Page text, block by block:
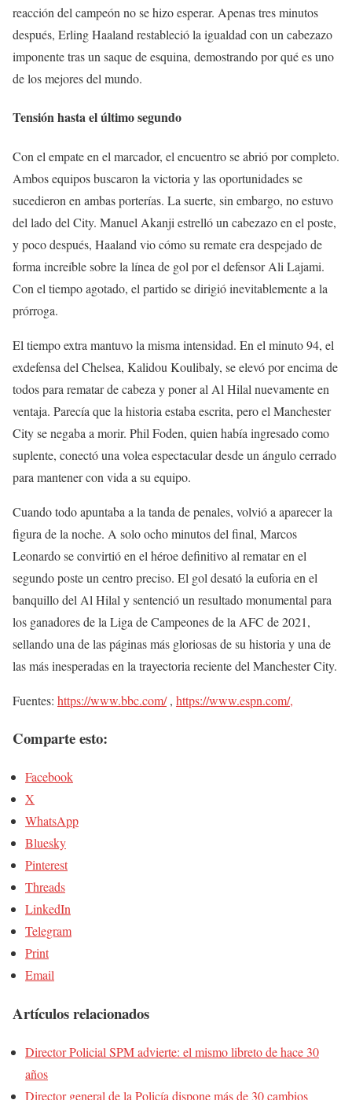
reacción del campeón no se hizo esperar. Apenas tres minutos
después, Erling Haaland restableció la igualdad con un cabezazo
imponente tras un saque de esquina, demostrando por qué es uno
de los mejores del mundo.
Tensión hasta el último segundo
Con el empate en el marcador, el encuentro se abrió por completo.
Ambos equipos buscaron la victoria y las oportunidades se
sucedieron en ambas porterías. La suerte, sin embargo, no estuvo
del lado del City. Manuel Akanji estrelló un cabezazo en el poste,
y poco después, Haaland vio cómo su remate era despejado de
forma increíble sobre la línea de gol por el defensor Ali Lajami.
Con el tiempo agotado, el partido se dirigió inevitablemente a la
prórroga.
El tiempo extra mantuvo la misma intensidad. En el minuto 94, el
exdefensa del Chelsea, Kalidou Koulibaly, se elevó por encima de
todos para rematar de cabeza y poner al Al Hilal nuevamente en
ventaja. Parecía que la historia estaba escrita, pero el Manchester
City se negaba a morir. Phil Foden, quien había ingresado como
suplente, conectó una volea espectacular desde un ángulo cerrado
para mantener con vida a su equipo.
Cuando todo apuntaba a la tanda de penales, volvió a aparecer la
figura de la noche. A solo ocho minutos del final, Marcos
Leonardo se convirtió en el héroe definitivo al rematar en el
segundo poste un centro preciso. El gol desató la euforia en el
banquillo del Al Hilal y sentenció un resultado monumental para
los ganadores de la Liga de Campeones de la AFC de 2021,
sellando una de las páginas más gloriosas de su historia y una de
las más inesperadas en la trayectoria reciente del Manchester City.
Fuentes: https://www.bbc.com/, https://www.espn.com/,
Comparte esto:
Facebook
X
WhatsApp
Bluesky
Pinterest
Threads
LinkedIn
Telegram
Print
Email
Artículos relacionados
Director Policial SPM advierte: el mismo libreto de hace 30
años
Director general de la Policía dispone más de 30 cambios